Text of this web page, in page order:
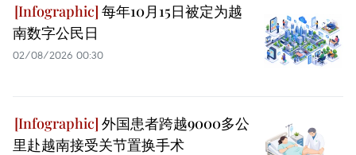
每年10月15日被定为越
南数字公民日
02/08/2026 00:30
外国患者跨越9000多公
里赴越南接受关节置换手术